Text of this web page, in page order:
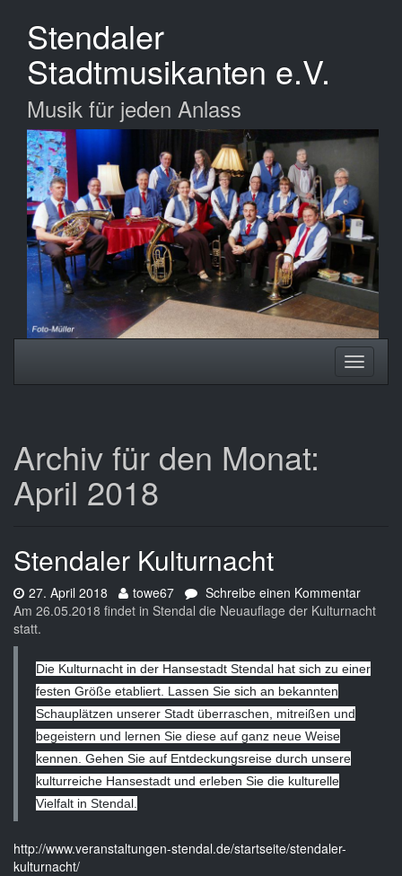
Hauptinhalt
springen
Stendaler
Stadtmusikanten e.V.
Musik für jeden Anlass
ein-/
Archiv für den Monat:
April 2018
Stendaler Kulturnacht
Datum:
27. April 2018 Autor:
towe67 Schreibe einen Kommentarzu
Am 26.05.2018 findet in Stendal die Neuauflage der Kulturnacht
statt.
Die Kulturnacht in der Hansestadt Stendal hat sich zu einer
festen Größe etabliert. Lassen Sie sich an bekannten
Schauplätzen unserer Stadt überraschen, mitreißen und
begeistern und lernen Sie diese auf ganz neue Weise
kennen. Gehen Sie auf Entdeckungsreise durch unsere
kulturreiche Hansestadt und erleben Sie die kulturelle
Vielfalt in Stendal.
http://www.veranstaltungen-stendal.de/startseite/stendaler-
kulturnacht/